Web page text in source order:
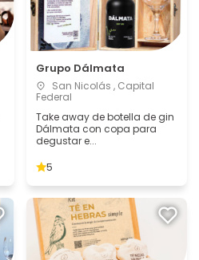
Grupo Dálmata
San Nicolás , Capital
Federal
Take away de botella de gin
Dálmata con copa para
degustar e...
5